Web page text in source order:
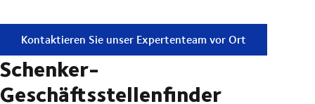
Weltweite Luftfracht von und nach Bielefeld
Kontaktieren Sie unser Expertenteam vor Ort
Schenker-
Geschäftsstellenfinder